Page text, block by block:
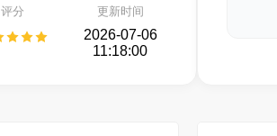
评分 更新时间
2026-07-06
11:18:00
射击游戏